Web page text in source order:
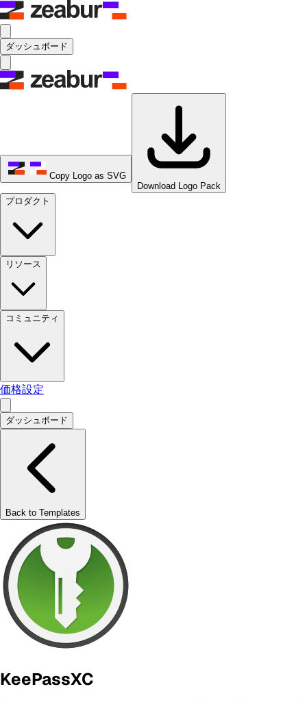
ダッシュボード
Copy Logo as SVG
Download Logo Pack
プロダクト
リソース
コミュニティ
価格設定
ダッシュボード
Back to Templates
KeePassXC